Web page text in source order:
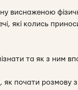
виснаженою
які колись
та як з ним
почати